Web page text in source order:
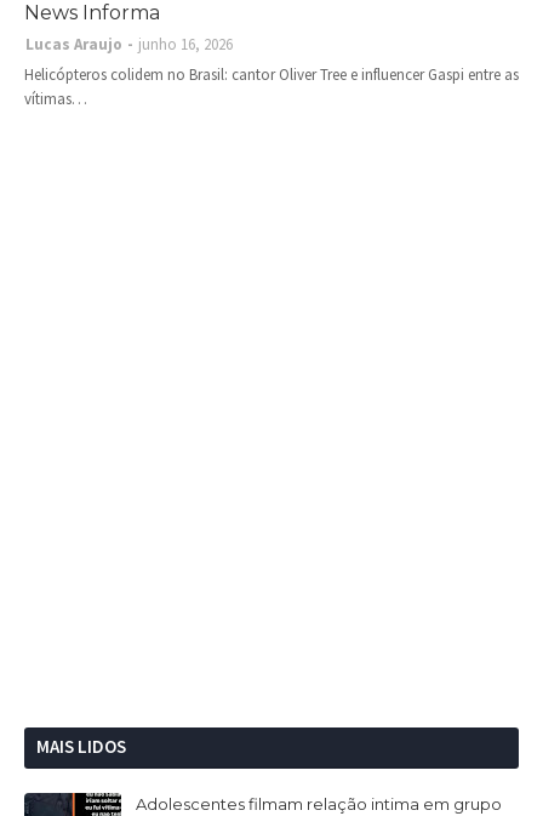
News Informa
Lucas Araujo
junho 16, 2026
Helicópteros colidem no Brasil: cantor Oliver Tree e influencer Gaspi entre as
vítimas…
MAIS LIDOS
Adolescentes filmam relação intima em grupo